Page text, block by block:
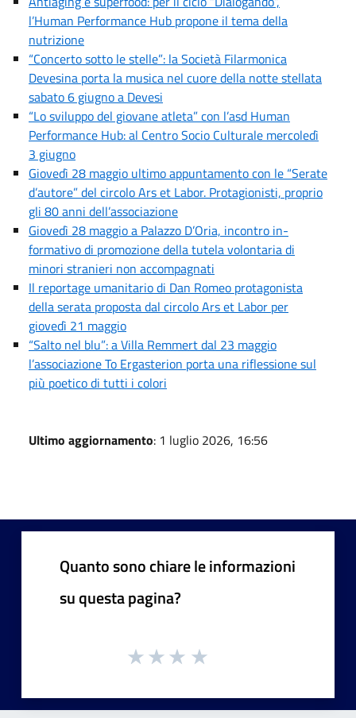
l’Human Performance Hub propone il tema della
nutrizione
“Concerto sotto le stelle”: la Società Filarmonica
Devesina porta la musica nel cuore della notte stellata
sabato 6 giugno a Devesi
“Lo sviluppo del giovane atleta” con l’asd Human
Performance Hub: al Centro Socio Culturale mercoledì
3 giugno
Giovedì 28 maggio ultimo appuntamento con le “Serate
d’autore” del circolo Ars et Labor. Protagionisti, proprio
gli 80 anni dell’associazione
Giovedì 28 maggio a Palazzo D’Oria, incontro in-
formativo di promozione della tutela volontaria di
minori stranieri non accompagnati
Il reportage umanitario di Dan Romeo protagonista
della serata proposta dal circolo Ars et Labor per
giovedì 21 maggio
“Salto nel blu”: a Villa Remmert dal 23 maggio
l’associazione To Ergasterion porta una riflessione sul
più poetico di tutti i colori
Ultimo aggiornamento: 1 luglio 2026, 16:56
Quanto sono chiare le informazioni
su questa pagina?